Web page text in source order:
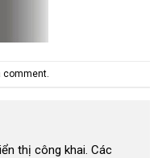
comment
thị công khai. Các